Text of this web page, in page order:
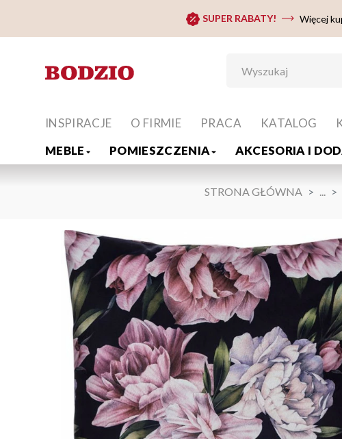
SUPER RABATY! Więcej
MEBLE POMIESZCZENIA AKCESORIA I
INSPIRACJE O FIRMIE PRACA KATALOG
STRONA GŁÓWNA ...